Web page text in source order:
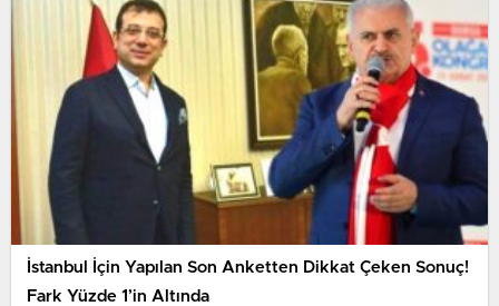
İstanbul İçin Yapılan Son Anketten Dikkat Çeken Sonuç!
Fark Yüzde 1’in Altında